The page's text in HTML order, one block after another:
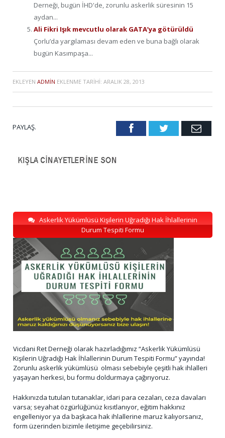
Derneği, bugün İHD'de, zorunlu askerlik süresinin 15
aydan...
Ali Fikri Işık mevcutlu olarak GATA’ya götürüldü
Çorlu’da yargılaması devam eden ve buna bağlı olarak
bugün Kasımpaşa...
EKLEYEN ADMIN EKLENME TARIHI: ARALIK 28, 2013
PAYLAŞ. FacebookTwitter Email
Askerlik Yükümlüsü Kişilerin Uğradığı Hak İhlallerinin
Durum Tespiti Formu
Vicdani Ret Derneği olarak hazırladığımız “Askerlik Yükümlüsü
Kişilerin Uğradığı Hak İhlallerinin Durum Tespiti Formu” yayında!
Zorunlu askerlik yükümlüsü olması sebebiyle çeşitli hak ihlalleri
yaşayan herkesi, bu formu doldurmaya çağırıyoruz.
Hakkınızda tutulan tutanaklar, idari para cezaları, ceza davaları
varsa; seyahat özgürlüğünüz kısıtlanıyor, eğitim hakkınız
engelleniyor ya da başkaca hak ihlallerine maruz kalıyorsanız,
form üzerinden bizimle iletişime geçebilirsiniz.